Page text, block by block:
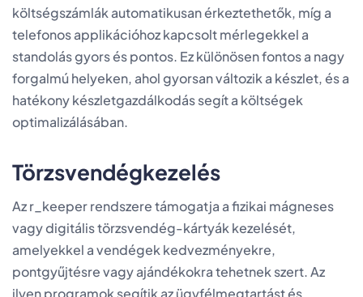
költségszámlák automatikusan érkeztethetők, míg a
telefonos applikációhoz kapcsolt mérlegekkel a
standolás gyors és pontos. Ez különösen fontos a nagy
forgalmú helyeken, ahol gyorsan változik a készlet, és a
hatékony készletgazdálkodás segít a költségek
optimalizálásában.
Törzsvendégkezelés
Az r_keeper rendszere támogatja a fizikai mágneses
vagy digitális törzsvendég-kártyák kezelését,
amelyekkel a vendégek kedvezményekre,
pontgyűjtésre vagy ajándékokra tehetnek szert. Az
ilyen programok segítik az ügyfélmegtartást és